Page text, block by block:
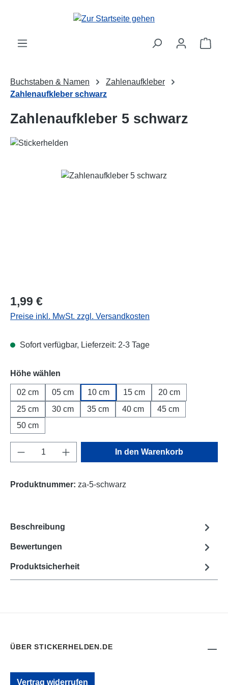
Zum Hauptinhalt springen
Buchstaben & Namen
Zahlenaufkleber
Zahlenaufkleber schwarz
Zahlenaufkleber 5 schwarz
Bildergalerie überspringen
Regulärer Preis:
1,99 €
Preise inkl. MwSt. zzgl. Versandkosten
Sofort verfügbar, Lieferzeit: 2-3 Tage
Höhe wählen
02 cm 05 cm 10 cm 15 cm
20 cm
25 cm
30 cm 35 cm 40 cm
45 cm
50 cm
Produkt Anzahl: Gib den gewünschten
In den Warenkorb
Produktnummer: za-5-schwarz
Beschreibung
Bewertungen
Produktsicherheit
ÜBER STICKERHELDEN.DE
Vertrag widerrufen